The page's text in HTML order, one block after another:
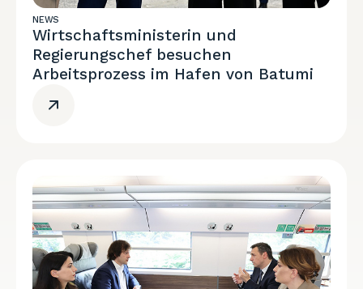
NEWS
Wirtschaftsministerin und
Regierungschef besuchen
Arbeitsprozess im Hafen von Batumi